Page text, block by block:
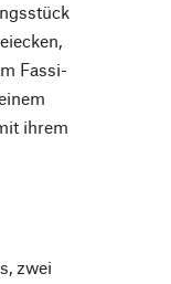
Fassi-
ihrem
zwei